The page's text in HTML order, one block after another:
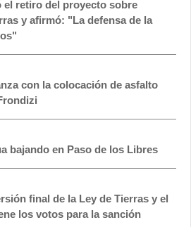
el retiro del proyecto sobre
y afirmó: "La defensa de la
con la colocación de asfalto
bajando en Paso de los Libres
final de la Ley de Tierras y el
los votos para la sanción